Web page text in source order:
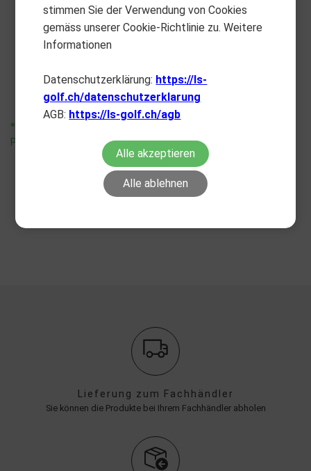
ALBATROSS
*unverbindliche
Preisempfehlung
Preisempfehlung
Lieferung zum Fachhändler
Sie können die Produkte bei Ihrem Fachhändler abholen
stimmen Sie der Verwendung von Cookies
gemäss unserer Cookie-Richtlinie zu. Weitere
Informationen
Datenschutzerklärung: https://ls-
golf.ch/datenschutzerklarung
AGB: https://ls-golf.ch/agb
Alle akzeptieren
Alle ablehnen